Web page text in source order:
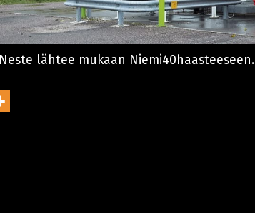
Neste lähtee mukaan Niemi40haasteeseen.